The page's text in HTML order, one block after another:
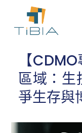
【
區域：生
爭生存與